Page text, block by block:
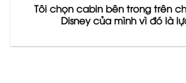
Tôi chọn cabin bên trong trên
Disney của mình vì đó là